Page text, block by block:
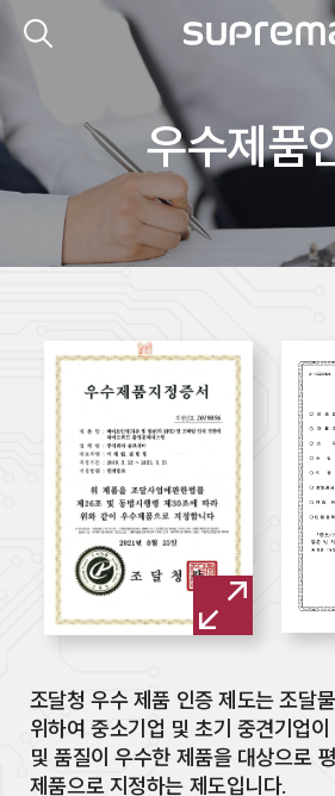
우수제품
조달청 우수 제품 인증 제도는 조달
위하여 중소기업 및 초기 중견기업
및 품질이우수한 제품을 대상으로
제품으로 지정하는 제도입니다.